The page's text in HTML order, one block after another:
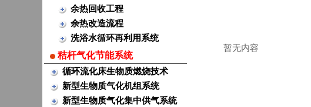
余热回收工程
余热改造流程
洗浴水循环再利用系统
秸杆气化节能系统
循环流化床生物质燃烧技术
新型生物质气化机组系统
新型生物质气化集中供气系统
暂无内容